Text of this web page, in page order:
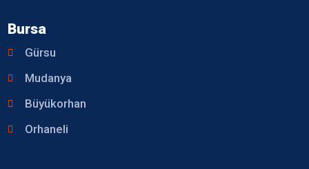
Bursa
Gürsu
Mudanya
Büyükorhan
Orhaneli